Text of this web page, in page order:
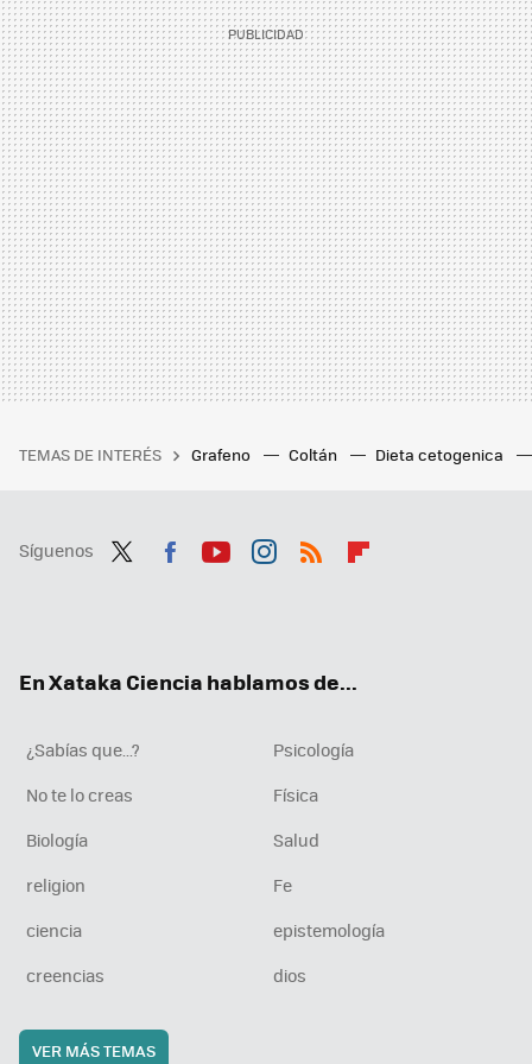
TEMAS DE INTERÉS Grafeno Coltán Dieta cetogenica
Síguenos
En Xataka Ciencia hablamos de...
¿Sabías que...?
Psicología
No te lo creas
Física
Biología
Salud
religion
Fe
ciencia
epistemología
creencias
dios
VER MÁS TEMAS